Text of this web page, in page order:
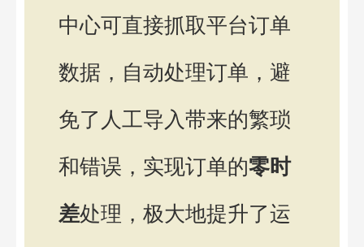
中心可直接抓取平台订单
数据，自动处理订单，避
免了人工导入带来的繁琐
和错误，实现订单的零时
差处理，极大地提升了运